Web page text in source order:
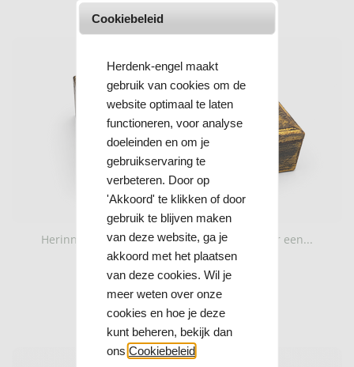
In de winkelwagen
Herinneringsdoosje hout – troostcadeau voor een...
€ 14,95
Meer informatie
In de winkelwagen
Cookiebeleid
Herdenk-engel maakt
gebruik van cookies om de
website optimaal te laten
functioneren, voor analyse
doeleinden en om je
gebruikservaring te
verbeteren. Door op
'Akkoord' te klikken of door
gebruik te blijven maken
van deze website, ga je
akkoord met het plaatsen
van deze cookies. Wil je
meer weten over onze
cookies en hoe je deze
kunt beheren, bekijk dan
onsCookiebeleid